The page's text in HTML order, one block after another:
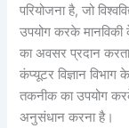
परियोजना है, जो
उपयोग करके
का अवसर प्रदान करता
कंप्यूटर विज्ञान
तकनीक का उपयोग
अनुसंधान करना है।